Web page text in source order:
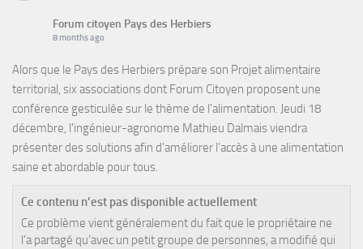
Forum citoyen Pays des Herbiers
8 months ago
Alors que le Pays des Herbiers prépare son Projet alimentaire
territorial, six associations dont Forum Citoyen proposent une
conférence gesticulée sur le thème de l'alimentation. Jeudi 18
décembre, l'ingénieur-agronome Mathieu Dalmais viendra
présenter des solutions afin d'améliorer l'accès à une alimentation
saine et abordable pour tous.
Ce contenu n’est pas disponible actuellement
Ce problème vient généralement du fait que le propriétaire ne
l’a partagé qu’avec un petit groupe de personnes, a modifié qui